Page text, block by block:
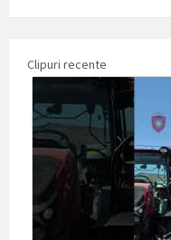
Clipuri recente